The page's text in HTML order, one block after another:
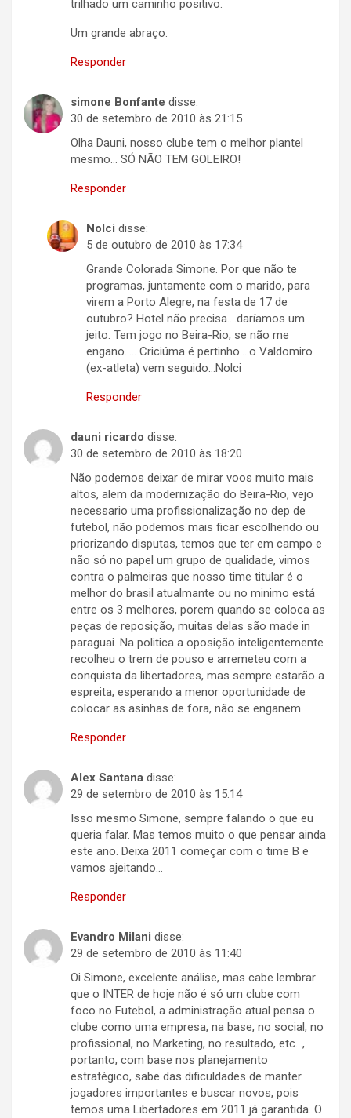
trilhado um caminho positivo.
Um grande abraço.
Responder
simone Bonfante disse:
30 de setembro de 2010 às 21:15
Olha Dauni, nosso clube tem o melhor plantel
mesmo… SÓ NÃO TEM GOLEIRO!
Responder
Nolci disse:
5 de outubro de 2010 às 17:34
Grande Colorada Simone. Por que não te
programas, juntamente com o marido, para
virem a Porto Alegre, na festa de 17 de
outubro? Hotel não precisa….daríamos um
jeito. Tem jogo no Beira-Rio, se não me
engano….. Criciúma é pertinho….o Valdomiro
(ex-atleta) vem seguido…Nolci
Responder
dauni ricardo disse:
30 de setembro de 2010 às 18:20
Não podemos deixar de mirar voos muito mais
altos, alem da modernização do Beira-Rio, vejo
necessario uma profissionalização no dep de
futebol, não podemos mais ficar escolhendo ou
priorizando disputas, temos que ter em campo e
não só no papel um grupo de qualidade, vimos
contra o palmeiras que nosso time titular é o
melhor do brasil atualmante ou no minimo está
entre os 3 melhores, porem quando se coloca as
peças de reposição, muitas delas são made in
paraguai. Na politica a oposição inteligentemente
recolheu o trem de pouso e arremeteu com a
conquista da libertadores, mas sempre estarão a
espreita, esperando a menor oportunidade de
colocar as asinhas de fora, não se enganem.
Responder
Alex Santana disse:
29 de setembro de 2010 às 15:14
Isso mesmo Simone, sempre falando o que eu
queria falar. Mas temos muito o que pensar ainda
este ano. Deixa 2011 começar com o time B e
vamos ajeitando…
Responder
Evandro Milani disse:
29 de setembro de 2010 às 11:40
Oi Simone, excelente análise, mas cabe lembrar
que o INTER de hoje não é só um clube com
foco no Futebol, a administração atual pensa o
clube como uma empresa, na base, no social, no
profissional, no Marketing, no resultado, etc…,
portanto, com base nos planejamento
estratégico, sabe das dificuldades de manter
jogadores importantes e buscar novos, pois
temos uma Libertadores em 2011 já garantida. O